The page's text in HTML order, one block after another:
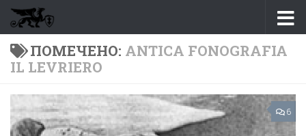
Перейти к содержимому
ПОМЕЧЕНО: ANTICA FONOGRAFIA
IL LEVRIERO
6